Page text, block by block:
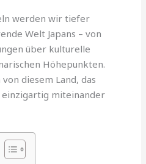
werden wir tiefer
Welt Japans – von
über kulturelle
Höhepunkten.
diesem Land, das
miteinander